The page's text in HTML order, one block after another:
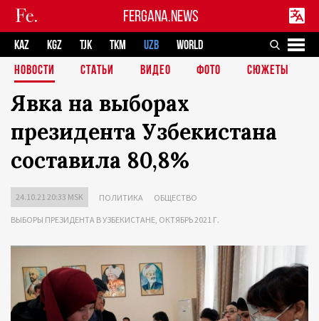
FERGANA.NEWS
KAZ KGZ TJK TKM UZB
WORLD
НОВОСТИ
СТАТЬИ ВИДЕО ФОТО СЮЖЕТЫ
Явка на выборах
президента Узбекистана
составила 80,8%
24.10.21 20:33 MSK ПОЛИТИКА ОБЩЕСТВО
ВЫБОРЫ ПРЕЗИДЕНТА В УЗБЕКИСТАНЕ, ОКТЯБРЬ 2021 Г.